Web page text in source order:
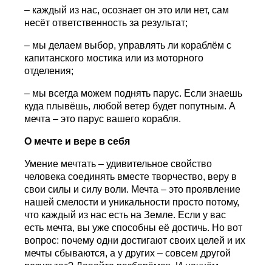
– каждый из нас, осознает он это или нет, сам
несёт ответственность за результат;
– мы делаем выбор, управлять ли кораблём с
капитанского мостика или из моторного
отделения;
– мы всегда можем поднять парус. Если знаешь
куда плывёшь, любой ветер будет попутным. А
мечта – это парус вашего корабля.
О мечте и вере в себя
Умение мечтать – удивительное свойство
человека соединять вместе творчество, веру в
свои силы и силу воли. Мечта – это проявление
нашей смелости и уникальности просто потому,
что каждый из нас есть на Земле. Если у вас
есть мечта, вы уже способны её достичь. Но вот
вопрос: почему одни достигают своих целей и их
мечты сбываются, а у других – совсем другой